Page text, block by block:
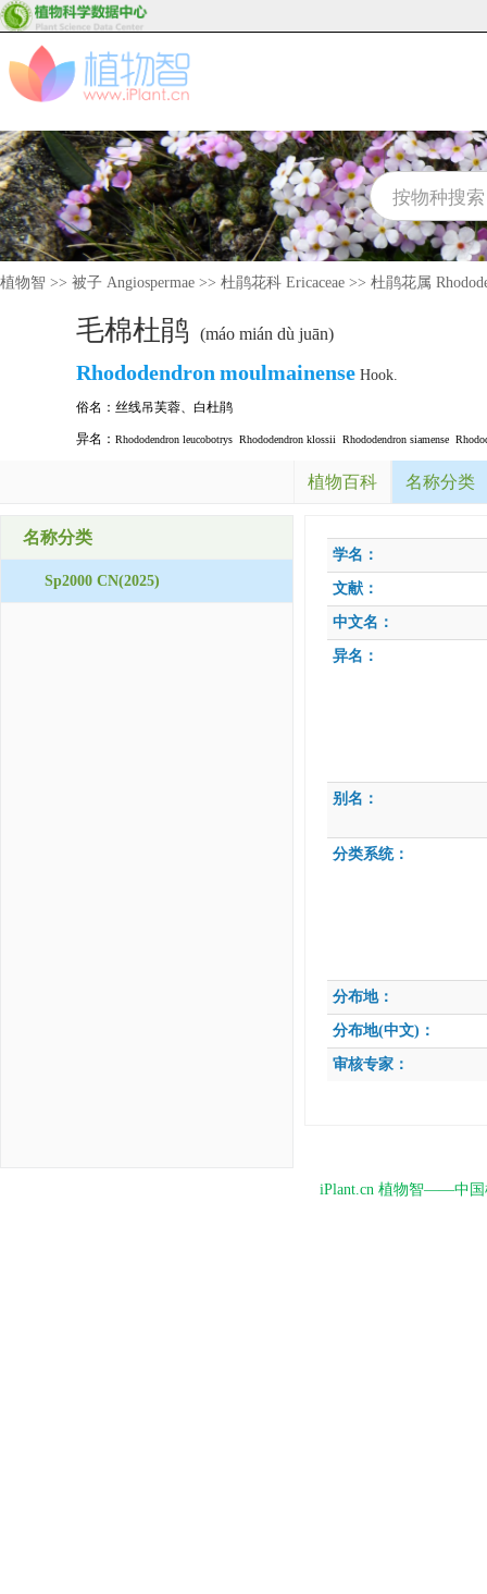
植物智 >> 被子 Angiospermae >> 杜鹃花科 Ericaceae >> 杜鹃花属
毛棉杜鹃 (máo mián dù juān)
Rhododendron moulmainense Hook.
俗名： 丝线吊芙蓉、 白杜鹃
异名： Rhododendron leucobotrys Rhododendron klossii Rhododendron siamense
植物百科 名称分类
名称分类
Sp2000 CN(2025)
学名：
文献：
中文名：
异名：
别名：
分类系统：
分布地：
分布地(中文)：
审核专家：
iPlant.cn 植物智——中国